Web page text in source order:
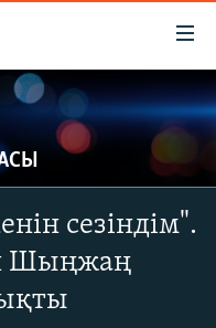
сезіндім".
Шыңжаң